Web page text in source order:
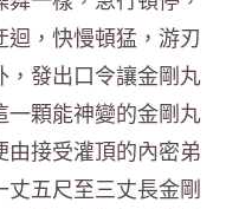
，快慢頓猛，游刃
，發出口令讓金剛丸
一顆能神變的金剛丸
接受灌頂的內密弟
五尺至三丈長金剛